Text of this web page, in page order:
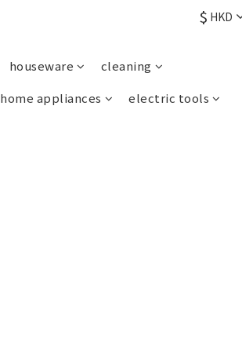
$ HKD
houseware
cleaning
home appliances
electric tools